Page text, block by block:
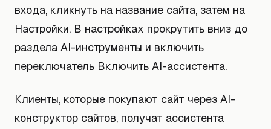
входа, кликнуть на название сайта, затем на
Настройки. В настройках прокрутить вниз до
раздела AI-инструменты и включить
переключатель Включить AI-ассистента.
Клиенты, которые покупают сайт через AI-
конструктор сайтов, получат ассистента